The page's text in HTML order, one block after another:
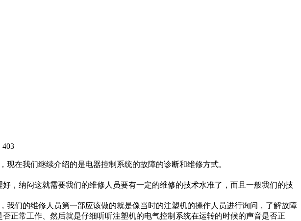
403
在我们继续介绍的是电器控制系统的故障的诊断和维修方式。
，纳闷这就需要我们的维修人员要有一定的维修的技术水准了，而且一般我们的技
们的维修人员第一部应该做的就是像当时的注塑机的操作人员进行询问，了解故障
正常工作、然后就是仔细听听注塑机的电气控制系统在运转的时候的声音是否正